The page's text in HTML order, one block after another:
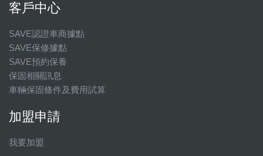
客戶中心
SAVE認證車商據點
SAVE保修據點
SAVE預約保養
保固相關訊息
車輛保固條件及費用試算
加盟申請
我要加盟